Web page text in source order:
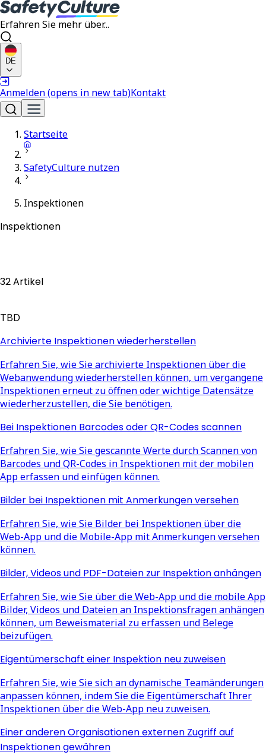
Erfahren Sie mehr über...
DE
Anmelden(opens in new tab)Kontakt
Startseite
SafetyCulture nutzen
Inspektionen
Inspektionen
32 Artikel
TBD
Archivierte Inspektionen wiederherstellen
Erfahren Sie, wie Sie archivierte Inspektionen über die
Webanwendung wiederherstellen können, um vergangene
Inspektionen erneut zu öffnen oder wichtige Datensätze
wiederherzustellen, die Sie benötigen.
Bei Inspektionen Barcodes oder QR-Codes scannen
Erfahren Sie, wie Sie gescannte Werte durch Scannen von
Barcodes und QR-Codes in Inspektionen mit der mobilen
App erfassen und einfügen können.
Bilder bei Inspektionen mit Anmerkungen versehen
Erfahren Sie, wie Sie Bilder bei Inspektionen über die
Web-App und die Mobile-App mit Anmerkungen versehen
können.
Bilder, Videos und PDF-Dateien zur Inspektion anhängen
Erfahren Sie, wie Sie über die Web-App und die mobile App
Bilder, Videos und Dateien an Inspektionsfragen anhängen
können, um Beweismaterial zu erfassen und Belege
beizufügen.
Eigentümerschaft einer Inspektion neu zuweisen
Erfahren Sie, wie Sie sich an dynamische Teamänderungen
anpassen können, indem Sie die Eigentümerschaft Ihrer
Inspektionen über die Web-App neu zuweisen.
Einer anderen Organisationen externen Zugriff auf
Inspektionen gewähren